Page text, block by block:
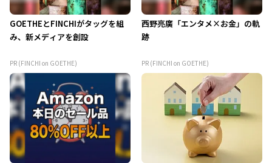
GOETHEとFINCHIがタッグを組
み、新メディアを創設
PR (FINCHI on GOETHE)
西野亮廣「エンタメ×お金」の軌
跡
PR (FINCHI on GOETHE)